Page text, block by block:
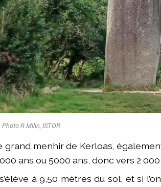
Photo R.Milin, ISTOR
grand menhir de Kerloas,
ans ou 5000 ans, donc vers 2
à 9,50 mètres du sol, et si